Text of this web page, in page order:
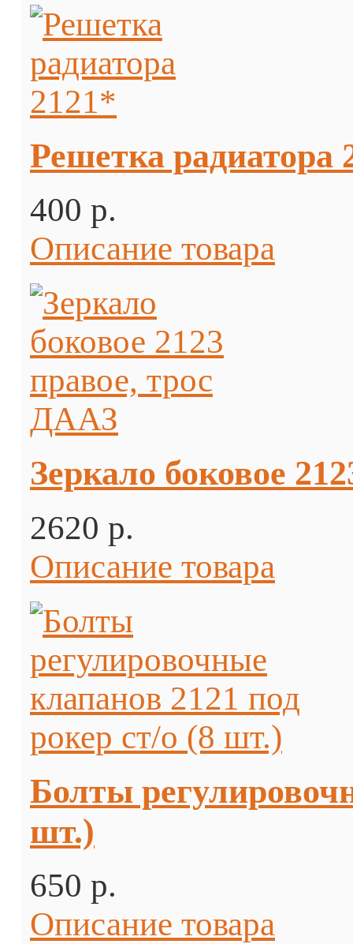
Решетка радиатора
400 p.
Описание товара
Зеркало боковое
2620 p.
Описание товара
Болты
шт.)
650 p.
Описание товара